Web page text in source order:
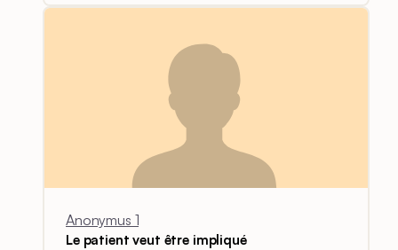
Anonymus 1
Le patient veut être impliqué